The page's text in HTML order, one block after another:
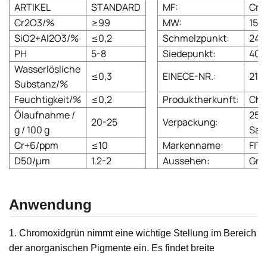
ARTIKEL STANDARD MF:
Cr2O3/%
≥99 MW:
SiO2+Al2O3/%
≤0,2 Schmelzpunkt:
PH
5-8 Siedepunkt:
Wasserlösliche
Substanz/%
≤0,3 EINECE-NR.:
Feuchtigkeit/%
≤0,2 Produktherkunft:
Ölaufnahme /
g / 100 g
20-25 Verpackung:
25-
Cr+6/ppm
≤10 Markenname:
D50/µm
1.2-2 Aussehen:
Anwendung
1. Chromoxidgrün nimmt eine wichtige Stellung im Bereich
der anorganischen Pigmente ein. Es findet breite